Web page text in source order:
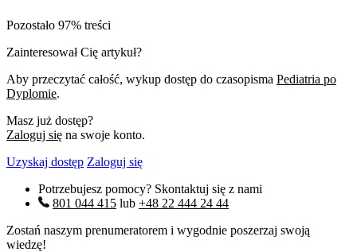
Pozostało 97% treści
Zainteresował Cię artykuł?
Aby przeczytać całość, wykup dostęp do czasopisma Pediatria po
Dyplomie.
Masz już dostęp?
Zaloguj się na swoje konto.
Uzyskaj dostęp Zaloguj się
Potrzebujesz pomocy? Skontaktuj się z nami
801 044 415 lub +48 22 444 24 44
Zostań naszym prenumeratorem i wygodnie poszerzaj swoją
wiedzę!